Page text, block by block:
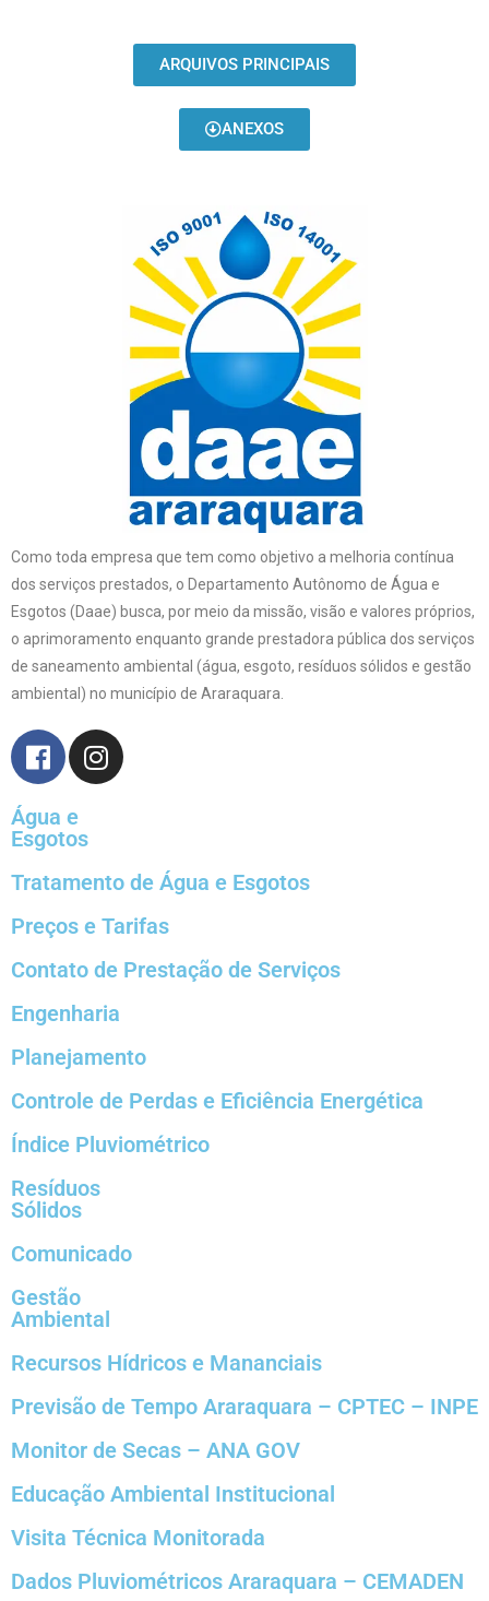
ARQUIVOS PRINCIPAIS
ANEXOS
Como toda empresa que tem como objetivo a melhoria contínua
dos serviços prestados, o Departamento Autônomo de Água e
Esgotos (Daae) busca, por meio da missão, visão e valores próprios,
o aprimoramento enquanto grande prestadora pública dos serviços
de saneamento ambiental (água, esgoto, resíduos sólidos e gestão
ambiental) no município de Araraquara.
Água e
Esgotos
Tratamento de Água e Esgotos
Preços e Tarifas
Contato de Prestação de Serviços
Engenharia
Planejamento
Controle de Perdas e Eficiência Energética
Índice Pluviométrico
Resíduos
Sólidos
Comunicado
Gestão
Ambiental
Recursos Hídricos e Mananciais
Previsão de Tempo Araraquara – CPTEC – INPE
Monitor de Secas – ANA GOV
Educação Ambiental Institucional
Visita Técnica Monitorada
Dados Pluviométricos Araraquara – CEMADEN